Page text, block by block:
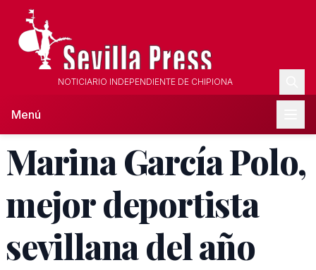
NOTICIARIO INDEPENDIENTE DE CHIPIONA
Menú
Marina García Polo,
mejor deportista
sevillana del año